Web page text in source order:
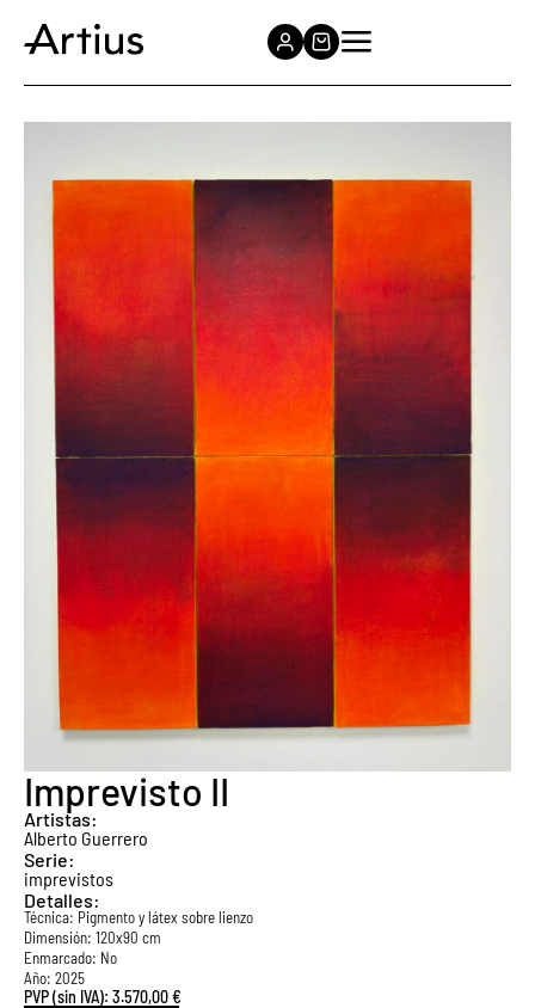
Imprevisto II
Artistas:
Alberto Guerrero
Serie:
imprevistos
Detalles:
Técnica: Pigmento y látex sobre lienzo
Dimensión: 120x90 cm
Enmarcado: No
Año: 2025
PVP (sin IVA): 3.570,00€